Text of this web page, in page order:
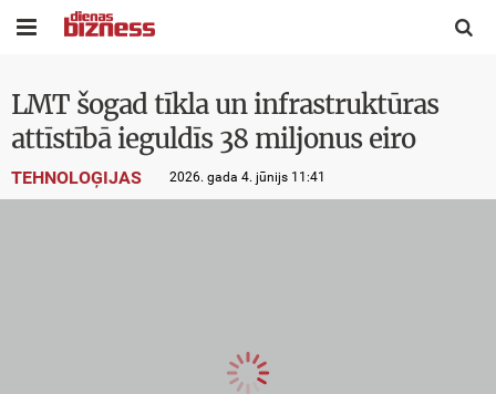
 
LMT šogad tīkla un infrastruktūras
attīstībā ieguldīs 38 miljonus eiro
TEHNOLOĢIJAS 2026. gada 4. jūnijs 11:41